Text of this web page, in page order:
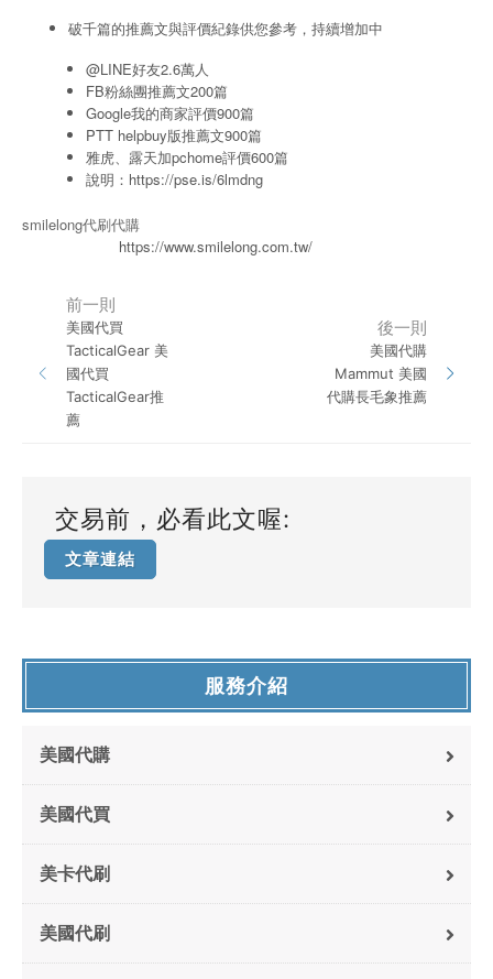
破千篇的推薦文與評價紀錄供您參考，持續增加中
@LINE好友2.6萬人
FB粉絲團推薦文200篇
Google我的商家評價900篇
PTT helpbuy版推薦文900篇
雅虎、露天加pchome評價600篇
說明： https://pse.is/6lmdng
smilelong代刷代購
https://www.smilelong.com.tw/
前一則
美國代買
TacticalGear 美
國代買
TacticalGear推
薦
後一則
美國代購
Mammut 美國
代購長毛象推薦
交易前，必看此文喔:
文章連結
服務介紹
美國代購
美國代買
美卡代刷
美國代刷